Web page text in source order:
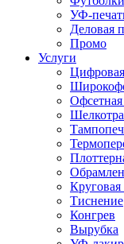
УФ-
Деловая
Промо
Услуги
Цифровая
Офсетная
Круговая
Тиснение
Конгрев
Вырубка